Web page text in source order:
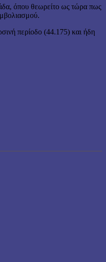
όπου θεωρείτο ως τώρα πως
περίοδο (44.175) και ήδη